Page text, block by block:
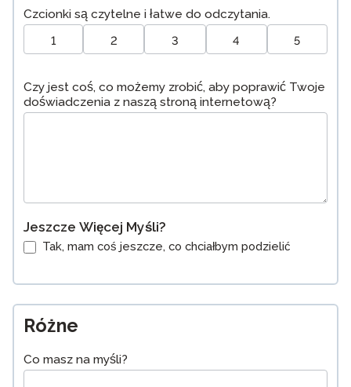
Czcionki są czytelne i łatwe do odczytania.
1 2 3 4 5
Czy jest coś, co możemy zrobić, aby poprawić Twoje
doświadczenia z naszą stroną internetową?
Jeszcze Więcej Myśli?
Tak, mam coś jeszcze, co chciałbym podzielić
Różne
Co masz na myśli?